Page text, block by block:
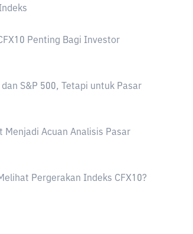
Penting Bagi Investor
dan S&P 500, Tetapi untuk Pasar
Menjadi Acuan Analisis Pasar
Pergerakan Indeks CFX10?